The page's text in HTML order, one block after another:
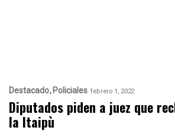
Destacado Policiales febrero 1, 2022
Diputados piden a juez que
la Itaipù